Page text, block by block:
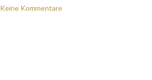
Keine Kommentare